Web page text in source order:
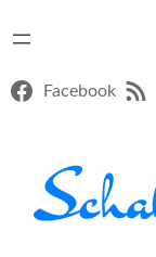
Facebook